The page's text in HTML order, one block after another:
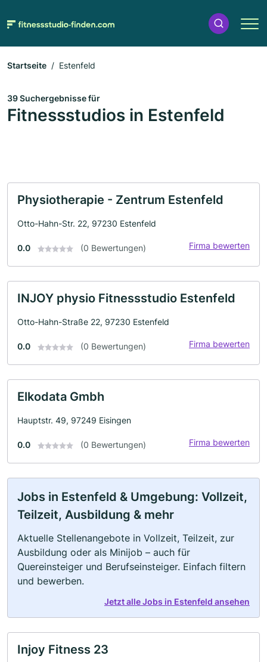
Startseite Estenfeld
39 Suchergebnisse für
Fitnessstudios in Estenfeld
Physiotherapie - Zentrum Estenfeld
Otto-Hahn-Str. 22, 97230 Estenfeld
0.0 (0 Bewertungen) Firma bewerten
INJOY physio Fitnessstudio Estenfeld
Otto-Hahn-Straße 22, 97230 Estenfeld
0.0 (0 Bewertungen) Firma bewerten
Elkodata Gmbh
Hauptstr. 49, 97249 Eisingen
0.0 (0 Bewertungen) Firma bewerten
Jobs in Estenfeld & Umgebung: Vollzeit,
Teilzeit, Ausbildung & mehr
Aktuelle Stellenangebote in Vollzeit, Teilzeit, zur
Ausbildung oder als Minijob – auch für
Quereinsteiger und Berufseinsteiger. Einfach filtern
und bewerben.
Jetzt alle Jobs in Estenfeld ansehen
Injoy Fitness 23